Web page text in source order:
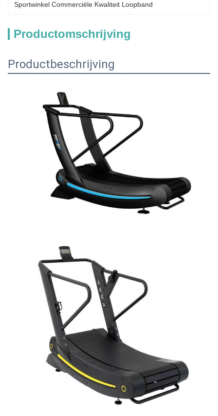
Sportwinkel Commerciële Kwaliteit Loopband
Productomschrijving
Productbeschrijving